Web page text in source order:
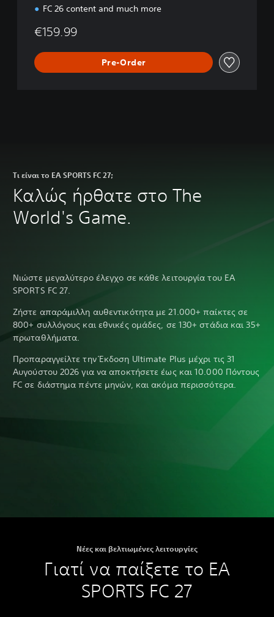
FC 26 content and much more
€159.99
Pre-Order
Τι είναι το EA SPORTS FC 27;
Καλώς ήρθατε στο The
World's Game.
Νιώστε μεγαλύτερο έλεγχο σε κάθε λειτουργία του EA
SPORTS FC 27.
Ζήστε απαράμιλλη αυθεντικότητα με 21.000+ παίκτες σε
800+ συλλόγους και εθνικές ομάδες, σε 130+ στάδια και 35+
πρωταθλήματα.
Προπαραγγείλτε την Έκδοση Ultimate Plus μέχρι τις 31
Αυγούστου 2026 για να αποκτήσετε έως και 10.000 Πόντους
FC σε διάστημα πέντε μηνών, και ακόμα περισσότερα.
Νέες και βελτιωμένες λειτουργίες
Γιατί να παίξετε το EA
SPORTS FC 27